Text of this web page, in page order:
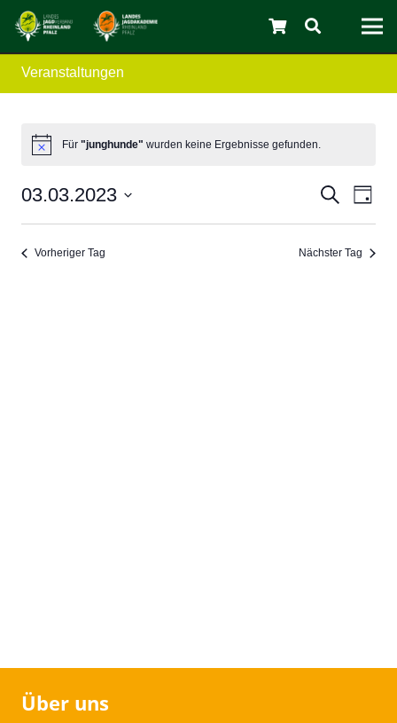
Veranstaltungen
Für "junghunde" wurden keine Ergebnisse gefunden.
Suche
und
Suche
Tag
03.03.2023
Datum
wählen.
Vorheriger Tag Nächster Tag
Über uns